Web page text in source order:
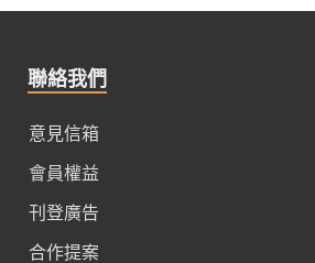
聯絡我們
意見信箱
會員權益
刊登廣告
合作提案